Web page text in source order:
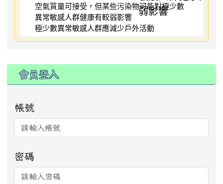
空氣質量可接受，但某些污染物可能對極少數
異常敏感人群健康有較弱影響
極少數異常敏感人群應減少戶外活動
:::
會員登入
帳號
密碼